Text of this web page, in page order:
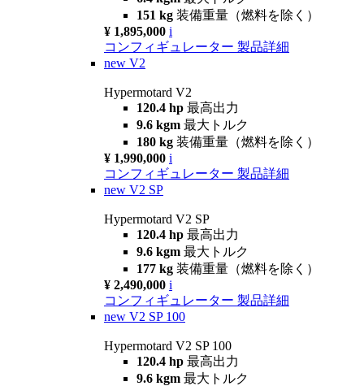
151 kg 装備重量（燃料を除く）
¥ 1,895,000 i
コンフィギュレーター 製品詳細
new V2
Hypermotard V2
120.4 hp 最高出力
9.6 kgm 最大トルク
180 kg 装備重量（燃料を除く）
¥ 1,990,000 i
コンフィギュレーター 製品詳細
new V2 SP
Hypermotard V2 SP
120.4 hp 最高出力
9.6 kgm 最大トルク
177 kg 装備重量（燃料を除く）
¥ 2,490,000 i
コンフィギュレーター 製品詳細
new V2 SP 100
Hypermotard V2 SP 100
120.4 hp 最高出力
9.6 kgm 最大トルク